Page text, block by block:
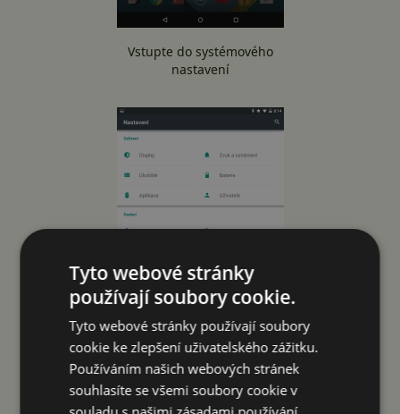
Vstupte do systémového
nastavení
Jděte do sekce Pro vývojáře
Tyto webové stránky
používají soubory cookie.
Tyto webové stránky používají soubory
cookie ke zlepšení uživatelského zážitku.
Používáním našich webových stránek
souhlasíte se všemi soubory cookie v